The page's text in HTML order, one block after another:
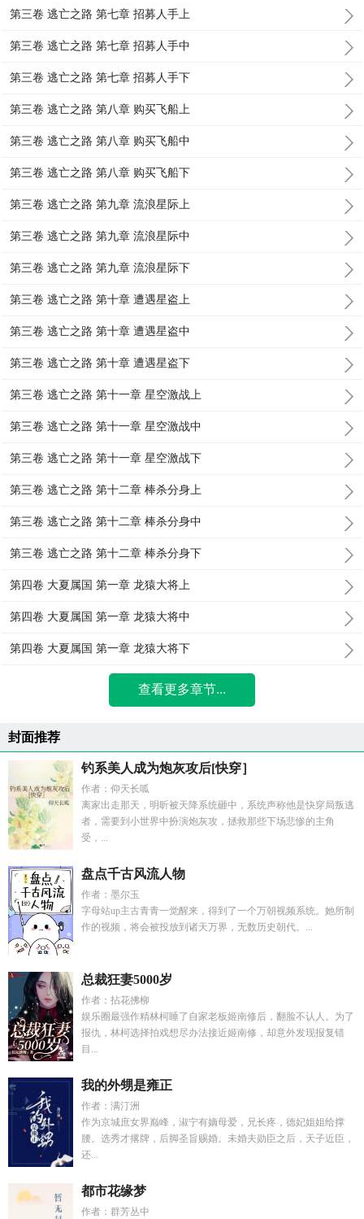
第三卷 逃亡之路 第七章 招募人手上
第三卷 逃亡之路 第七章 招募人手中
第三卷 逃亡之路 第七章 招募人手下
第三卷 逃亡之路 第八章 购买飞船上
第三卷 逃亡之路 第八章 购买飞船中
第三卷 逃亡之路 第八章 购买飞船下
第三卷 逃亡之路 第九章 流浪星际上
第三卷 逃亡之路 第九章 流浪星际中
第三卷 逃亡之路 第九章 流浪星际下
第三卷 逃亡之路 第十章 遭遇星盗上
第三卷 逃亡之路 第十章 遭遇星盗中
第三卷 逃亡之路 第十章 遭遇星盗下
第三卷 逃亡之路 第十一章 星空激战上
第三卷 逃亡之路 第十一章 星空激战中
第三卷 逃亡之路 第十一章 星空激战下
第三卷 逃亡之路 第十二章 棒杀分身上
第三卷 逃亡之路 第十二章 棒杀分身中
第三卷 逃亡之路 第十二章 棒杀分身下
第四卷 大夏属国 第一章 龙猿大将上
第四卷 大夏属国 第一章 龙猿大将中
第四卷 大夏属国 第一章 龙猿大将下
查看更多章节...
封面推荐
钓系美人成为炮灰攻后[快穿］
作者：仰天长呱
离家出走那天，明昕被天降系统砸中，系统声称他是快穿局叛逃
者，需要到小世界中扮演炮灰攻，拯救那些下场悲惨的主角
受，...
盘点千古风流人物
作者：墨尔玉
字母站up主古青青一觉醒来，得到了一个万朝视频系统。她所制
作的视频，将会被投放到诸天万界，无数历史朝代。...
总裁狂妻5000岁
作者：拈花拂柳
娱乐圈最强作精林柯睡了自家老板姬南修后，翻脸不认人。为了
报仇，林柯选择拍戏想尽办法接近姬南修，却意外发现报复错
目...
我的外甥是雍正
作者：满汀洲
作为京城庶女界巅峰，淑宁有嫡母爱，兄长疼，德妃姐姐给撑
腰。选秀才撂牌，后脚圣旨赐婚。未婚夫勋臣之后，天子近臣，
还...
都市花缘梦
作者：群芳丛中